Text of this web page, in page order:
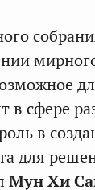
сфере
в
для
Мун Хи